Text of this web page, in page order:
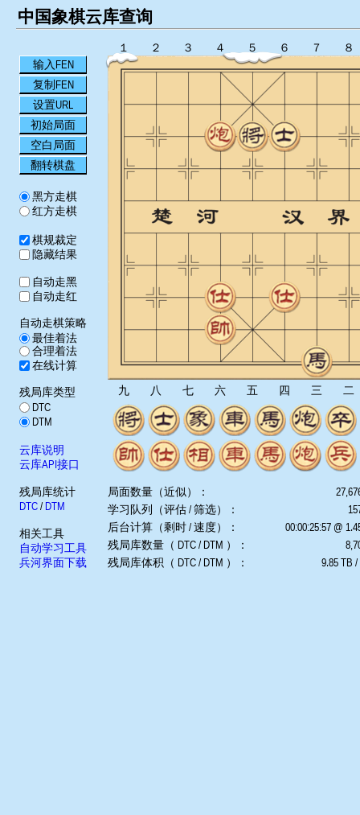
中国象棋云库查询
输入FEN
复制FEN
设置URL
初始局面
空白局面
翻转棋盘
黑方走棋
红方走棋
棋规裁定
隐藏结果
自动走黑
自动走红
自动走棋策略
最佳着法
合理着法
在线计算
残局库类型
DTC
DTM
云库说明
云库API接口
残局库统计
DTC/ DTM
相关工具
自动学习工具
兵河界面下载
１ ２ ３ ４ ５ ６ ７ ８
九 八 七 六 五 四 三 二
局面数量（近似）：
学习队列（评估 / 筛选）：
后台计算（剩时 / 速度）：
00:00:25:57 @
残局库数量（ DTC / DTM ）：
残局库体积（ DTC / DTM ）：
9.85 TB